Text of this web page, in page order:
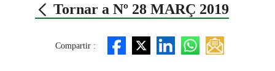
Tornar a Nº 28 MARÇ 2019
Compartir :